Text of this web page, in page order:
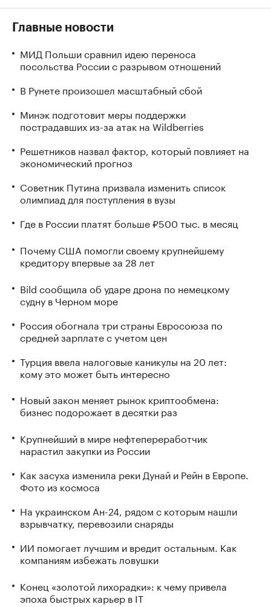
Главные новости
МИД Польши сравнил идею переноса
посольства России с разрывом отношений
В Рунете произошел масштабный сбой
Минэк подготовит меры поддержки
пострадавших из-за атак на Wildberries
Решетников назвал фактор, который повлияет на
экономический прогноз
Советник Путина призвала изменить список
олимпиад для поступления в вузы
Где в России платят больше ₽500 тыс. в месяц
Почему США помогли своему крупнейшему
кредитору впервые за 28 лет
Bild сообщила об ударе дрона по немецкому
судну в Черном море
Россия обогнала три страны Евросоюза по
средней зарплате с учетом цен
Турция ввела налоговые каникулы на 20 лет:
кому это может быть интересно
Новый закон меняет рынок криптообмена:
бизнес подорожает в десятки раз
Крупнейший в мире нефтепереработчик
нарастил закупки из России
Как засуха изменила реки Дунай и Рейн в Европе.
Фото из космоса
На украинском Ан-24, рядом с которым нашли
взрывчатку, перевозили снаряды
ИИ помогает лучшим и вредит остальным. Как
компаниям избежать ловушки
Конец «золотой лихорадки»: к чему привела
эпоха быстрых карьер в IT